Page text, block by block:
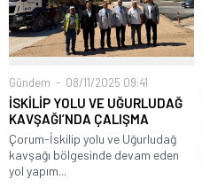
Gündem 08/11/2025 09:41
İSKİLİP YOLU VE UĞURLUDAĞ
KAVŞAĞI’NDA ÇALIŞMA
Çorum-İskilip yolu ve Uğurludağ
kavşağı bölgesinde devam eden
yol yapım...